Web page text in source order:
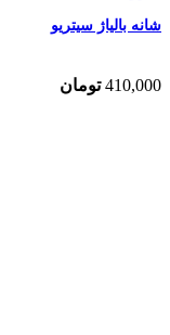
شانه بالیاژ سیتریو
410,000 تومان